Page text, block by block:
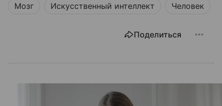
Мозг Искусственный интеллект Человек
Поделиться